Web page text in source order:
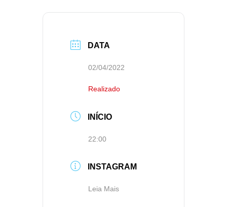
DATA
02/04/2022
Realizado
INÍCIO
22:00
INSTAGRAM
Leia Mais